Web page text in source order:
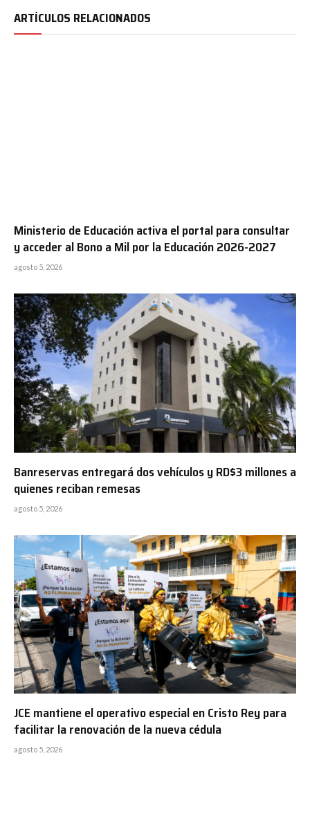
ARTÍCULOS RELACIONADOS
Ministerio de Educación activa el portal para consultar
y acceder al Bono a Mil por la Educación 2026-2027
agosto 5, 2026
Banreservas entregará dos vehículos y RD$3 millones a
quienes reciban remesas
agosto 5, 2026
JCE mantiene el operativo especial en Cristo Rey para
facilitar la renovación de la nueva cédula
agosto 5, 2026